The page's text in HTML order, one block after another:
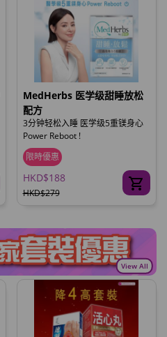
MedHerbs 医学级甜睡放松
配方
3分钟轻松入睡 医学级5重镁身心
Power Reboot !
限時優惠
HKD$188
HKD$279
View All